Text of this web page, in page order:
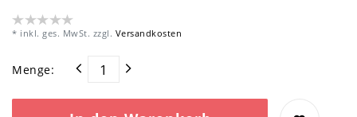
* inkl. ges. MwSt. zzgl. Versandkosten
Menge: